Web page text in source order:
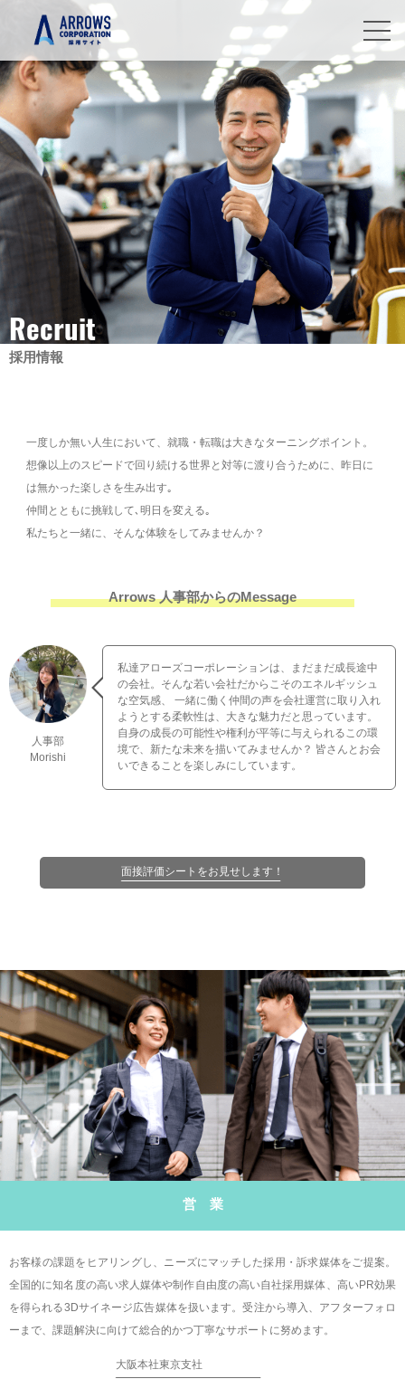
Recruit
採用情報
一度しか無い人生において、就職・転職は大きなターニングポイント。
想像以上のスピードで回り続ける世界と対等に渡り合うために、昨日に
は無かった楽しさを生み出す｡
仲間とともに挑戦して､明日を変える｡
私たちと一緒に、そんな体験をしてみませんか？
Arrows 人事部からのMessage
人事部
Morishi
私達アローズコーポレーションは、まだまだ成長途中
の会社。そんな若い会社だからこそのエネルギッシュ
な空気感、 一緒に働く仲間の声を会社運営に取り入れ
ようとする柔軟性は、大きな魅力だと思っています。
自身の成長の可能性や権利が平等に与えられるこの環
境で、新たな未来を描いてみませんか？ 皆さんとお会
いできることを楽しみにしています。
面接評価シートをお見せします！
営 業
お客様の課題をヒアリングし、ニーズにマッチした採用・訴求媒体をご提案。
全国的に知名度の高い求人媒体や制作自由度の高い自社採用媒体、高いPR効果
を得られる3Dサイネージ広告媒体を扱います。受注から導入、アフターフォロ
ーまで、課題解決に向けて総合的かつ丁寧なサポートに努めます。
大阪本社東京支社